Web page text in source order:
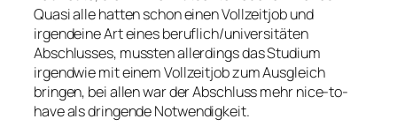
Quasi alle hatten schon einen Vollzeitjob und
irgendeine Art eines beruflich/universitäten
Abschlusses, mussten allerdings das Studium
irgendwie mit einem Vollzeitjob zum Ausgleich
bringen, bei allen war der Abschluss mehrnice-to-
haveals dringende Notwendigkeit.